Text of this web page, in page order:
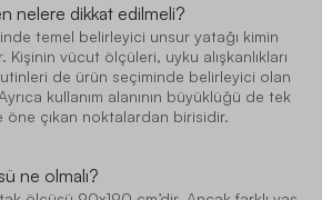
nelere dikkat edilmeli?
temel belirleyici unsur yatağı kimin
Kişinin vücut ölçüleri, uyku alışkanlıkları
de ürün seçiminde belirleyici olan
kullanım alanının büyüklüğü de tek
öne çıkan noktalardan birisidir.
ne olmalı?